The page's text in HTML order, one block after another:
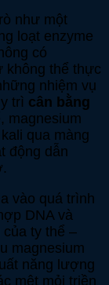
như một
loạt enzyme
có
không thể thực
nhiệm vụ
trì cân bằng
magnesium
qua màng
động dẫn
vào quá trình
DNA và
ty thể –
magnesium
năng lượng
mệt mỏi triền